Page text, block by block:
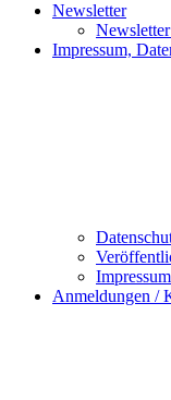
Newsletter
Impressum,
Impressum
Anmeldungen /